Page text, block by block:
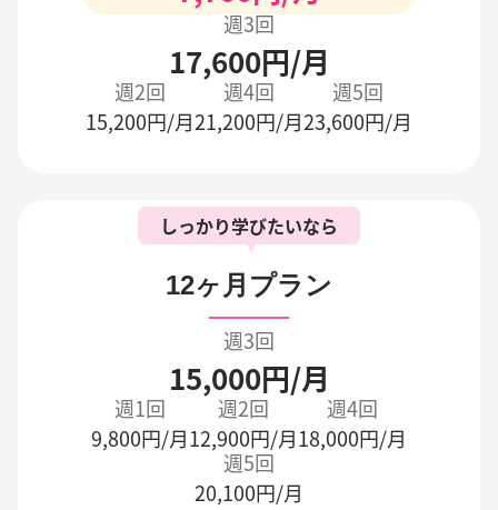
週3回
17,600円/月
週2回
15,200円/月
週4回
21,200円/月
週5回
23,600円/月
しっかり学びたいなら
12ヶ月プラン
週3回
15,000円/月
週1回
9,800円/月
週2回
12,900円/月
週4回
18,000円/月
週5回
20,100円/月